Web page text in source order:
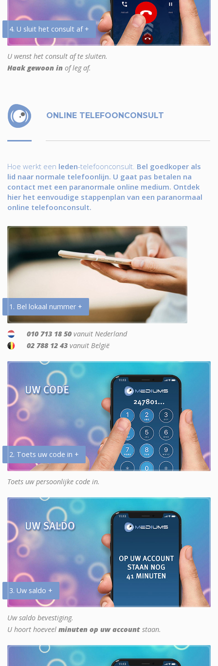
4. U sluit het consult af +
U wenst het consult af te sluiten.
Haak gewoon in of leg af.
ONLINE TELEFOONCONSULT
Hoe werkt een leden-telefoonconsult. Bel goedkoper als
lid naar normale telefoonlijn. U gaat pas betalen na
contact met een paranormale online medium. Ontdek
hier het eenvoudige stappenplan van een paranormaal
online telefoonconsult.
1. Bel lokaal nummer +
010 713 18 50 vanuit Nederland
02 788 12 43 vanuit België
2. Toets uw code in +
Toets uw persoonlijke code in.
3. Uw saldo +
Uw saldo bevestiging.
U hoort hoeveel minuten op uw account staan.